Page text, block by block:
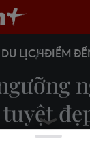
DU LỊCHĐIỂM
đảo